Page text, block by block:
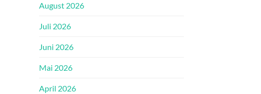
August 2026
Juli 2026
Juni 2026
Mai 2026
April 2026